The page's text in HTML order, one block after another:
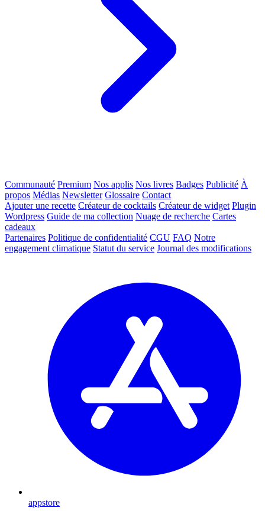
Communauté Premium Nos applis Nos livres Badges Publicité À
propos Médias Newsletter Glossaire Contact
Ajouter une recette Créateur de cocktails Créateur de widget Plugin
Wordpress Guide de ma collection Nuage de recherche Cartes
cadeaux
Partenaires Politique de confidentialité CGU FAQ Notre
engagement climatique Statut du service Journal des modifications
appstore